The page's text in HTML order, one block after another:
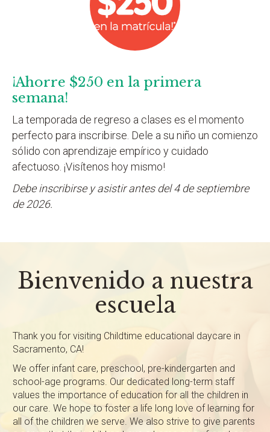
¡Ahorre $250 en la primera
semana!
La temporada de regreso a clases es el momento
perfecto para inscribirse. Dele a su niño un comienzo
sólido con aprendizaje empírico y cuidado
afectuoso. ¡Visítenos hoy mismo!
Debe inscribirse y asistir antes del 4 de septiembre
de 2026.
Bienvenido a nuestra
escuela
Thank you for visiting Childtime educational daycare in
Sacramento, CA!
We offer infant care, preschool, pre-kindergarten and
school-age programs. Our dedicated long-term staff
values the importance of education for all the children in
our care. We hope to foster a life long love of learning for
all of the children we serve. We also strive to give parents